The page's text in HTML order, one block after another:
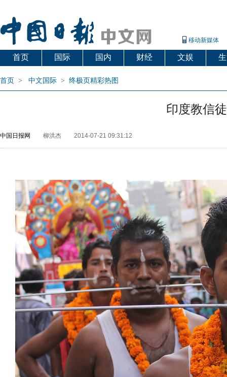
移动新媒体
首页 国际 国内 财经 文娱
首页 > 中文国际 > 终极页精彩热图
印度教信
中国日报网 柳洪杰 2014-07-21 09:31:12